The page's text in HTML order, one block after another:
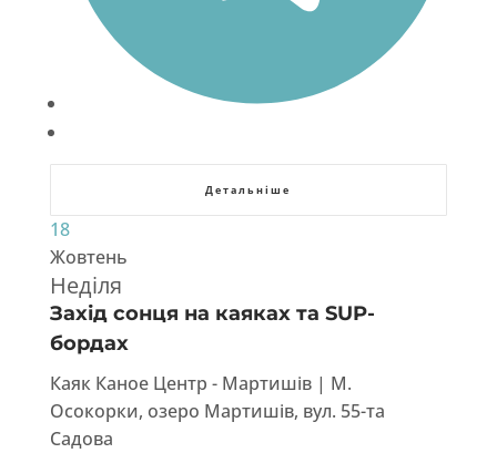
Детальніше
18
Жовтень
Неділя
Захід сонця на каяках та SUP-
бордах
Каяк Каное Центр - Мартишів | М.
Осокорки, озеро Мартишів, вул. 55-та
Садова